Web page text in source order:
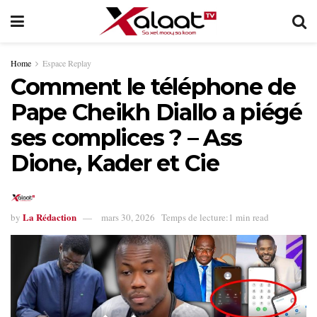
Home Espace Replay
Comment le téléphone de
Pape Cheikh Diallo a piégé
ses complices ? – Ass
Dione, Kader et Cie
by La Rédaction mars 30, 2026 Temps de lecture:1 min read